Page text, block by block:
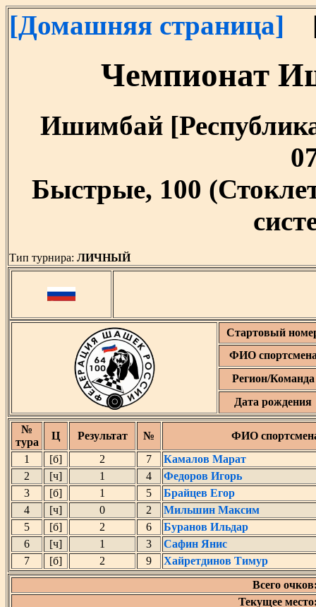
[Домашняя страница]
Чемпионат
Ишимбай
Быстрые, 100
Тип турнира: ЛИЧНЫЙ
Стартовый
ФИО
Регион/Команда
Дата рождения
№
тура
Ц Результат №
ФИО
1
[б] 2 7
Камалов Марат
2
[ч] 1 4
Федоров Игорь
3
[б] 1 5
Брайцев Егор
4
[ч] 0 2
Мильшин Максим
5
[б] 2 6
Буранов Ильдар
6
[ч] 1 3
Сафин Янис
7
[б] 2 9
Хайретдинов Тимур
Всего
Текущее